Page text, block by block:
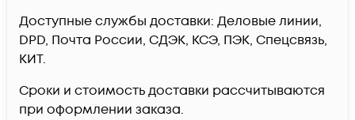
Доступные службы доставки: Деловые линии,
DPD, Почта России, СДЭК, КСЭ, ПЭК, Спецсвязь,
КИТ.
Сроки и стоимость доставки рассчитываются
при оформлении заказа.